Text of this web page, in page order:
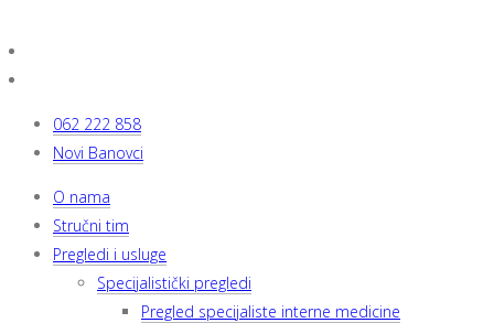
062 222 858
Novi Banovci
O nama
Stručni tim
Pregledi i usluge
Specijalistički pregledi
Pregled specijaliste interne medicine